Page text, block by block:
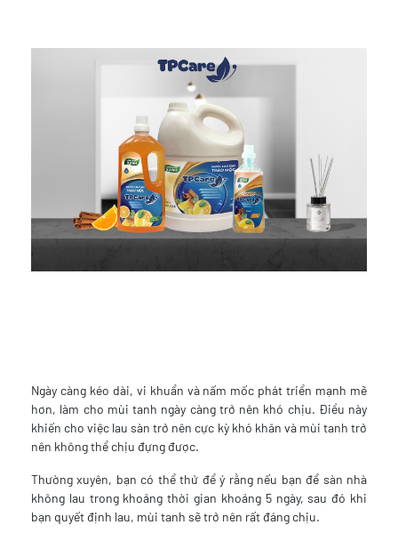
Ngày càng kéo dài, vi khuẩn và nấm mốc phát triển mạnh mẽ
hơn, làm cho mùi tanh ngày càng trở nên khó chịu. Điều này
khiến cho việc lau sàn trở nên cực kỳ khó khăn và mùi tanh trở
nên không thể chịu đựng được.
Thường xuyên, bạn có thể thử để ý rằng nếu bạn để sàn nhà
không lau trong khoảng thời gian khoảng 5 ngày, sau đó khi
bạn quyết định lau, mùi tanh sẽ trở nên rất đáng chịu.